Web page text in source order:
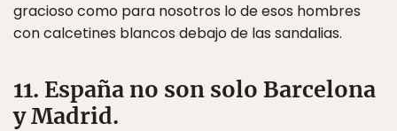
gracioso como para nosotros lo de esos hombres
con calcetines blancos debajo de las sandalias.
11. España no son solo Barcelona
y Madrid.